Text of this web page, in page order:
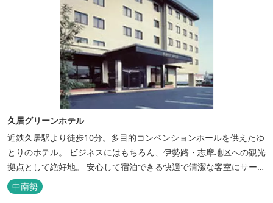
久居グリーンホテル
近鉄久居駅より徒歩10分。多目的コンベンションホールを供えたゆ
とりのホテル。 ビジネスにはもちろん、伊勢路・志摩地区への観光
拠点として絶好地。 安心して宿泊できる快適で清潔な客室にサービ
スも行き届いています。一志・ 嬉野のゴルフ場に至近。
中南勢